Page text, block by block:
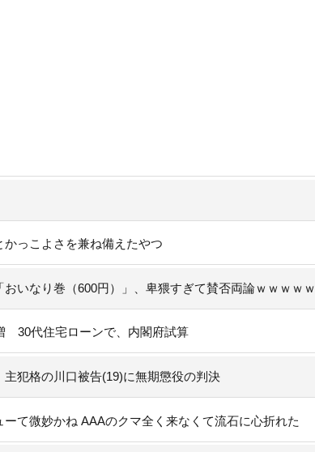
っこよさを兼ね備えたやつ
おいなり巻（600円）」、卑猥すぎて賛否両論ｗｗｗｗｗ
30代住宅ローンで、内閣府試算
犯格の川口被告(19)に無期懲役の判決
ーて微妙かね AAAのクマ全く来なくて流石に心折れた